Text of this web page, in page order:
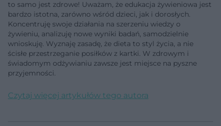
to samo jest zdrowe! Uważam, że edukacja żywieniowa jest
bardzo istotna, zarówno wśród dzieci, jak i dorosłych.
Koncentruję swoje działania na szerzeniu wiedzy o
żywieniu, analizuję nowe wyniki badań, samodzielnie
wnioskuję. Wyznaję zasadę, że dieta to styl życia, a nie
ścisłe przestrzeganie posiłków z kartki. W zdrowym i
świadomym odżywianiu zawsze jest miejsce na pyszne
przyjemności.
Czytaj więcej artykułów tego autora